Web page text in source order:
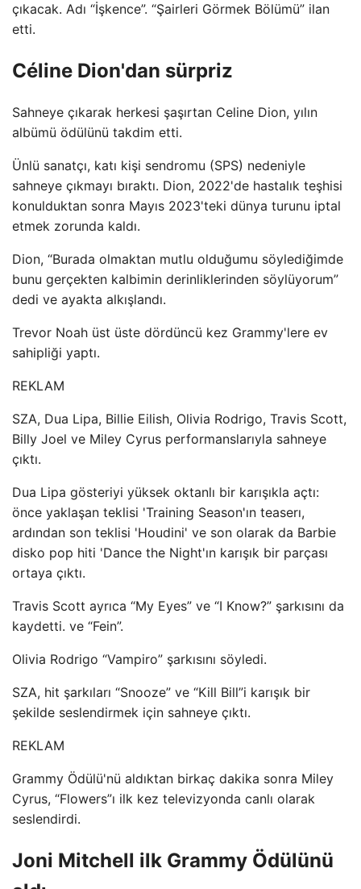
çıkacak. Adı “İşkence”. “Şairleri Görmek Bölümü” ilan
etti.
Céline Dion'dan sürpriz
Sahneye çıkarak herkesi şaşırtan Celine Dion, yılın
albümü ödülünü takdim etti.
Ünlü sanatçı, katı kişi sendromu (SPS) nedeniyle
sahneye çıkmayı bıraktı. Dion, 2022'de hastalık teşhisi
konulduktan sonra Mayıs 2023'teki dünya turunu iptal
etmek zorunda kaldı.
Dion, “Burada olmaktan mutlu olduğumu söylediğimde
bunu gerçekten kalbimin derinliklerinden söylüyorum”
dedi ve ayakta alkışlandı.
Trevor Noah üst üste dördüncü kez Grammy'lere ev
sahipliği yaptı.
REKLAM
SZA, Dua Lipa, Billie Eilish, Olivia Rodrigo, Travis Scott,
Billy Joel ve Miley Cyrus performanslarıyla sahneye
çıktı.
Dua Lipa gösteriyi yüksek oktanlı bir karışıkla açtı:
önce yaklaşan teklisi 'Training Season'ın teaserı,
ardından son teklisi 'Houdini' ve son olarak da Barbie
disko pop hiti 'Dance the Night'ın karışık bir parçası
ortaya çıktı.
Travis Scott ayrıca “My Eyes” ve “I Know?” şarkısını da
kaydetti. ve “Fein”.
Olivia Rodrigo “Vampiro” şarkısını söyledi.
SZA, hit şarkıları “Snooze” ve “Kill Bill”i karışık bir
şekilde seslendirmek için sahneye çıktı.
REKLAM
Grammy Ödülü'nü aldıktan birkaç dakika sonra Miley
Cyrus, “Flowers”ı ilk kez televizyonda canlı olarak
seslendirdi.
Joni Mitchell ilk Grammy Ödülünü